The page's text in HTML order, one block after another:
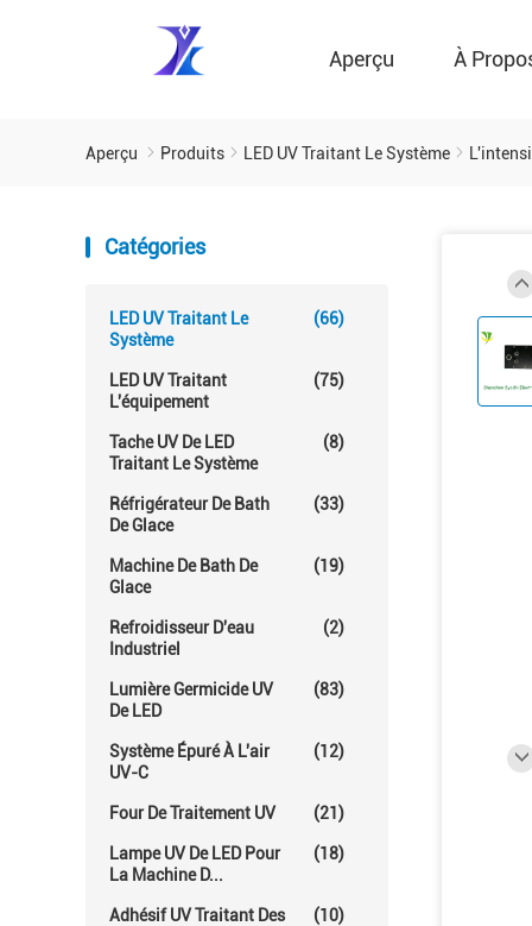
Aperçu À
Aperçu Produits LED UV Traitant Le Système
Catégories
LED UV Traitant Le
Système
(66)
LED UV Traitant
L'équipement
(75)
Tache UV De LED
Traitant Le Système
(8)
Réfrigérateur De Bath
De Glace
(33)
Machine De Bath De
Glace
(19)
Refroidisseur D'eau
Industriel
(2)
Lumière Germicide UV
De LED
(83)
Système Épuré À L'air
UV-C
(12)
Four De Traitement UV (21)
Lampe UV De LED Pour
La Machine D...
(18)
Adhésif UV Traitant Des
(10)